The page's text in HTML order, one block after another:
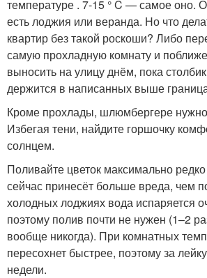
температуре . 7-15 ° C — самое оно.
есть лоджия или веранда. Но что
квартир без такой роскоши? Либо
самую прохладную комнату и
выносить на улицу днём, пока
держится в написанных выше
Кроме прохлады, шлюмбергере нужно
Избегая тени, найдите горшочку
солнцем.
Поливайте цветок максимально
сейчас принесёт больше вреда, чем
холодных лоджиях вода испаряется
поэтому полив почти не нужен (1–2
вообще никогда). При комнатных
пересохнет быстрее, поэтому за
недели.